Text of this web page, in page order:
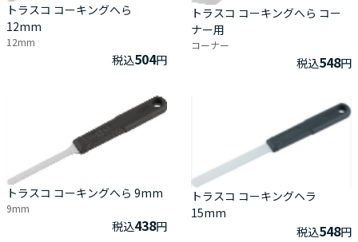
トラスコ コーキングへら
12mm
12mm
税込504円
トラスコ コーキングへら コー
ナー用
コーナー
税込548円
トラスコ コーキングへら 9mm
9mm
税込438円
トラスコ コーキングヘラ
15mm
税込548円